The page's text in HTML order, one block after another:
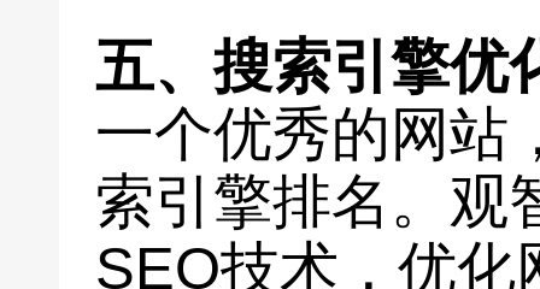
五、搜索引擎优
一个优秀的网站
索引擎排名。观
SEO技术，优化